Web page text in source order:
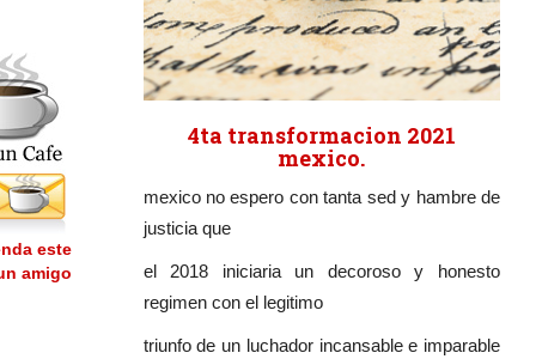
este
amigo
4ta transformacion 2021
mexico.
mexico no espero con tanta sed y hambre de
justicia que
el 2018 iniciaria un decoroso y honesto
regimen con el legitimo
triunfo de un luchador incansable e imparable